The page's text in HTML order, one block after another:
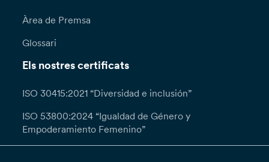
Àrea de Premsa
Glossari
Els nostres certificats
ISO 30415:2021 “Diversidad e inclusión”
ISO 53800:2024 “Igualdad de Género y
Empoderamiento Femenino”